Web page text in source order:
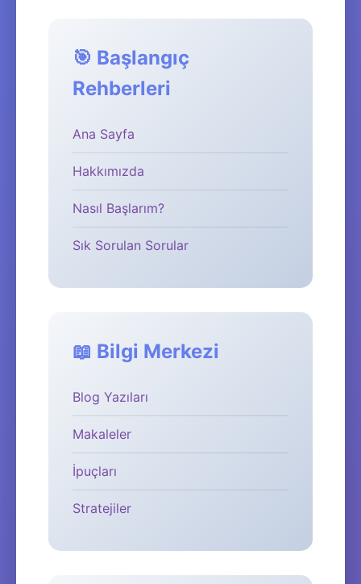
🎯 Başlangıç
Rehberleri
Ana Sayfa
Hakkımızda
Nasıl Başlarım?
Sık Sorulan Sorular
📖 Bilgi Merkezi
Blog Yazıları
Makaleler
İpuçları
Stratejiler